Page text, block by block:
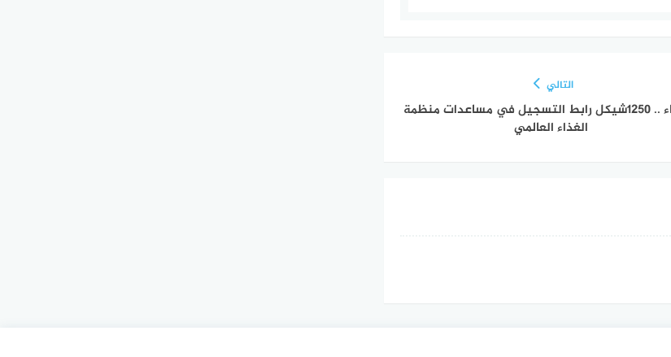
التالي
للنساء .. 1250شيكل رابط التسجيل في مساعدات منظمة
الغذاء العالمي